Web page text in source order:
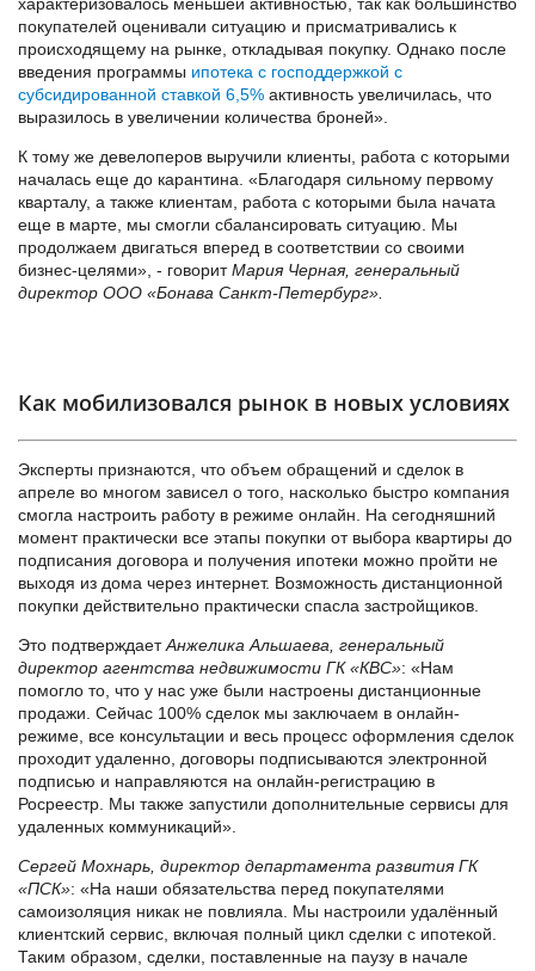
покупателей оценивали ситуацию и присматривались к
происходящему на рынке, откладывая покупку. Однако после
введения программы ипотека с господдержкой с
субсидированной ставкой 6,5% активность увеличилась, что
выразилось в увеличении количества броней».
К тому же девелоперов выручили клиенты, работа с которыми
началась еще до карантина. «Благодаря сильному первому
кварталу, а также клиентам, работа с которыми была начата
еще в марте, мы смогли сбалансировать ситуацию. Мы
продолжаем двигаться вперед в соответствии со своими
бизнес-целями», - говоритМария Черная, генеральный
директор ООО «Бонава Санкт-Петербург».
Как мобилизовался рынок в новых условиях
Эксперты признаются, что объем обращений и сделок в
апреле во многом зависел о того, насколько быстро компания
смогла настроить работу в режиме онлайн. На сегодняшний
момент практически все этапы покупки от выбора квартиры до
подписания договора и получения ипотеки можно пройти не
выходя из дома через интернет. Возможность дистанционной
покупки действительно практически спасла застройщиков.
Это подтверждаетАнжелика Альшаева, генеральный
директор агентства недвижимости ГК «КВС»: «Нам
помогло то, что у нас уже были настроены дистанционные
продажи. Сейчас 100% сделок мы заключаем в онлайн-
режиме, все консультации и весь процесс оформления сделок
проходит удаленно, договоры подписываются электронной
подписью и направляются на онлайн-регистрацию в
Росреестр. Мы также запустили дополнительные сервисы для
удаленных коммуникаций».
Сергей Мохнарь, директор департамента развития ГК
«ПСК»: «На наши обязательства перед покупателями
самоизоляция никак не повлияла. Мы настроили удалённый
клиентский сервис, включая полный цикл сделки с ипотекой.
Таким образом, сделки, поставленные на паузу в начале